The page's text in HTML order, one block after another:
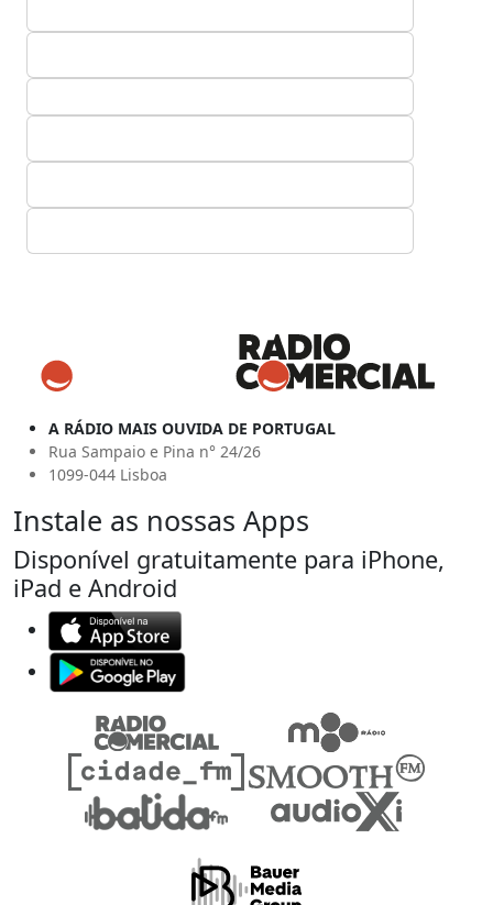
A RÁDIO MAIS OUVIDA DE PORTUGAL
Rua Sampaio e Pina n° 24/26
1099-044 Lisboa
Instale as nossas Apps
Disponível gratuitamente para iPhone,
iPad e Android